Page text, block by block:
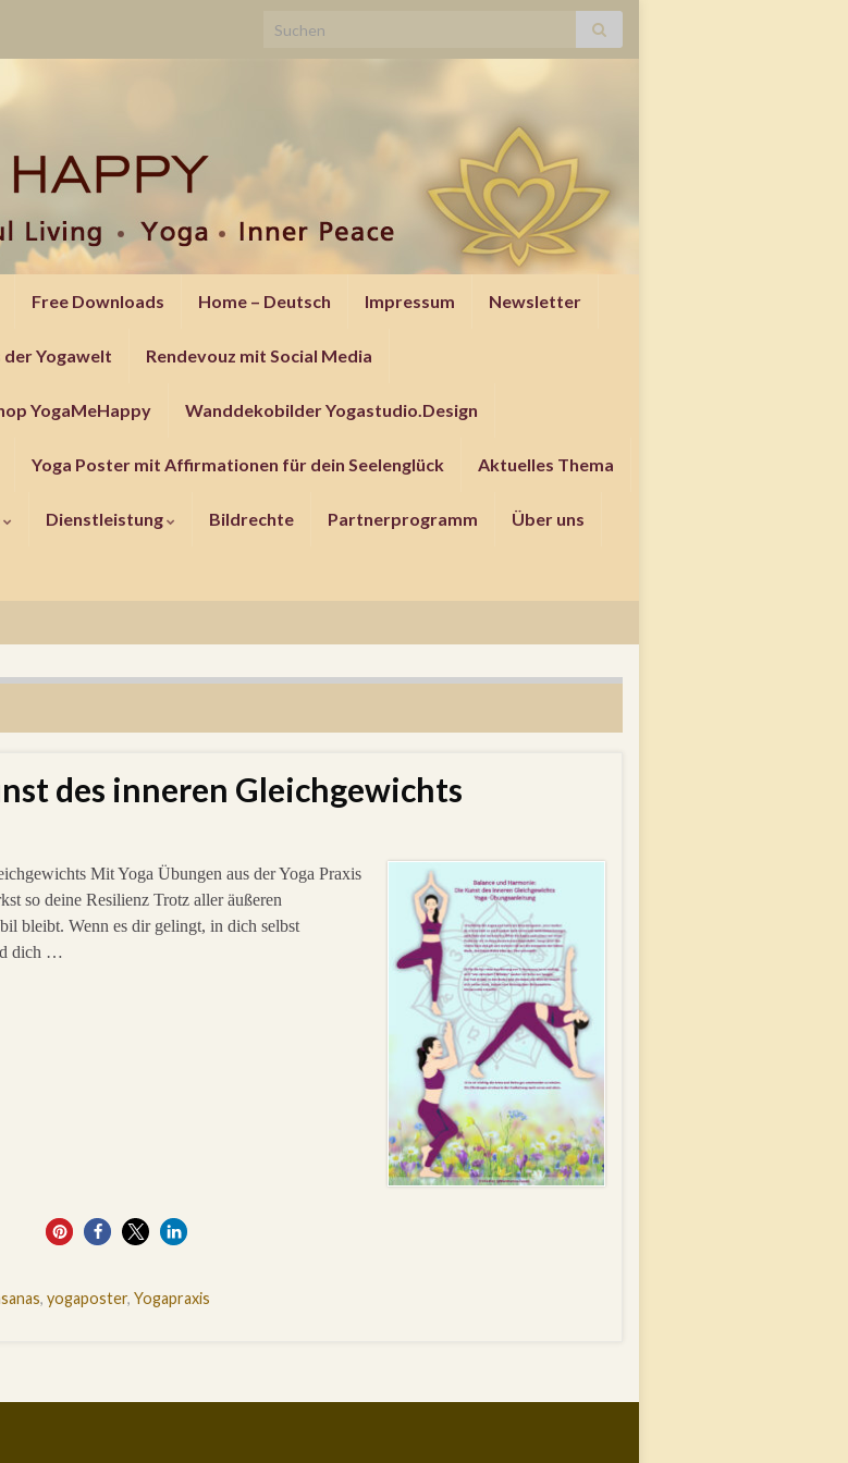
Search for:
Free Downloads Home – Deutsch Impressum Newsletter
Yogawelt Rendevouz mit Social Media
YogaMeHappy Wanddekobilder Yogastudio.Design
Yoga Poster mit Affirmationen für dein Seelenglück Aktuelles Thema
Dienstleistung Bildrechte Partnerprogramm Über uns
des inneren Gleichgewichts
Mit Yoga Übungen aus der Yoga Praxis
so deine Resilienz Trotz aller äußeren
bleibt. Wenn es dir gelingt, in dich selbst
dich …
16
, yogaposter, Yogapraxis